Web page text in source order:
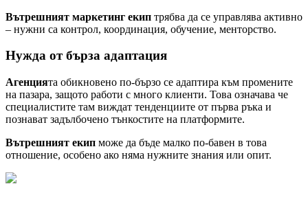
Вътрешният маркетинг екип трябва да се управлява активно
– нужни са контрол, координация, обучение, менторство.
Нужда от бърза адаптация
Агенцията обикновено по-бързо се адаптира към промените
на пазара, защото работи с много клиенти. Това означава че
специалистите там виждат тенденциите от първа ръка и
познават задълбочено тънкостите на платформите.
Вътрешният екип може да бъде малко по-бавен в това
отношение, особено ако няма нужните знания или опит.